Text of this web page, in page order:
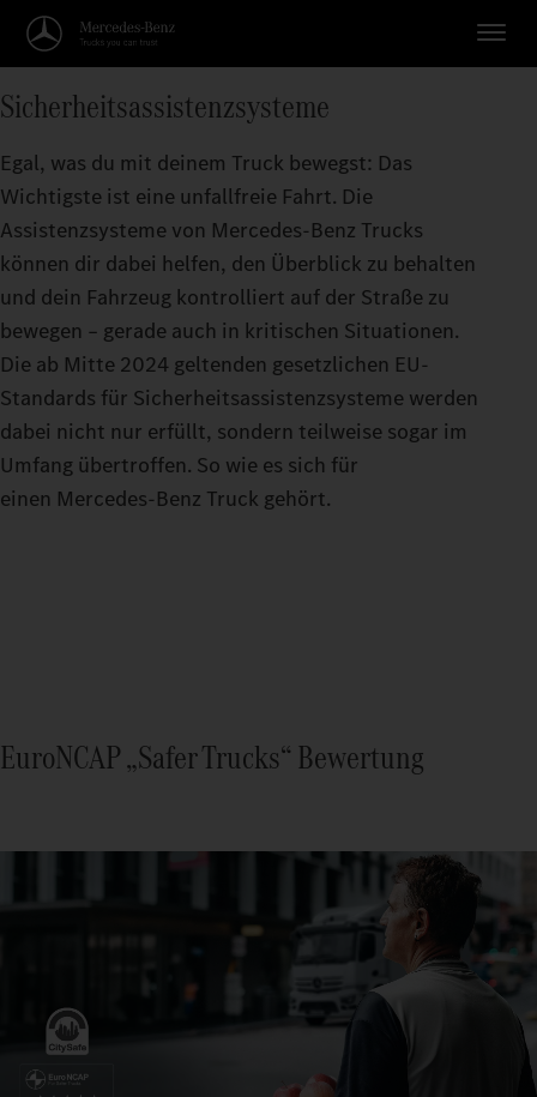
Sicherheitsassistenzsysteme
Egal, was du mit deinem Truck bewegst: Das
Wichtigste ist eine unfallfreie Fahrt. Die
Assistenzsysteme von Mercedes‑Benz Trucks
können dir dabei helfen, den Überblick zu behalten
und dein Fahrzeug kontrolliert auf der Straße zu
bewegen – gerade auch in kritischen Situationen.
Die ab Mitte 2024 geltenden gesetzlichen EU-
Standards für Sicherheitsassistenzsysteme werden
dabei nicht nur erfüllt, sondern teilweise sogar im
Umfang übertroffen. So wie es sich für
einen Mercedes‑Benz Truck gehört.
EuroNCAP „Safer Trucks“ Bewertung